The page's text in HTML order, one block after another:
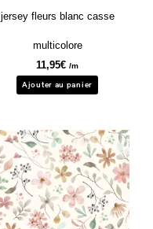
jersey fleurs blanc casse
multicolore
11,95€ /m
Ajouter au panier